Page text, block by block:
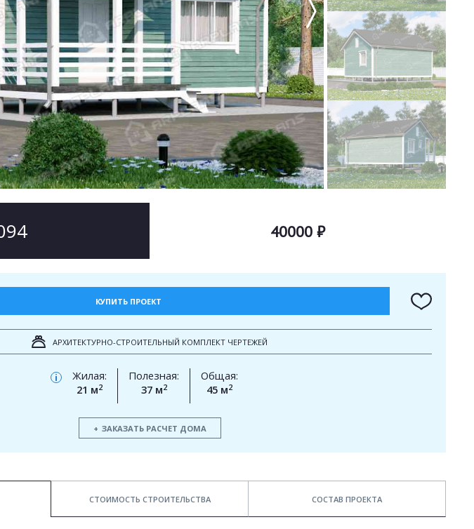
40000 ₽
КУПИТЬ ПРОЕКТ
АРХИТЕКТУРНО-СТРОИТЕЛЬНЫЙ КОМПЛЕКТ ЧЕРТЕЖЕЙ
i
Жилая:
21 м2
Полезная:
37 м2
Общая:
45 м2
ЗАКАЗАТЬ РАСЧЕТ ДОМА
СТОИМОСТЬ СТРОИТЕЛЬСТВА СОСТАВ ПРОЕКТА